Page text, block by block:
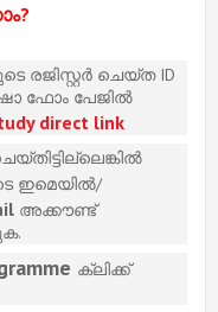
രജിസ്റ്റർ ചെയ്ത ID
ഫോം പേജിൽ
direct link
ഇമെയിൽ/
അക്കൗണ്ട്
ക്ലിക്ക്